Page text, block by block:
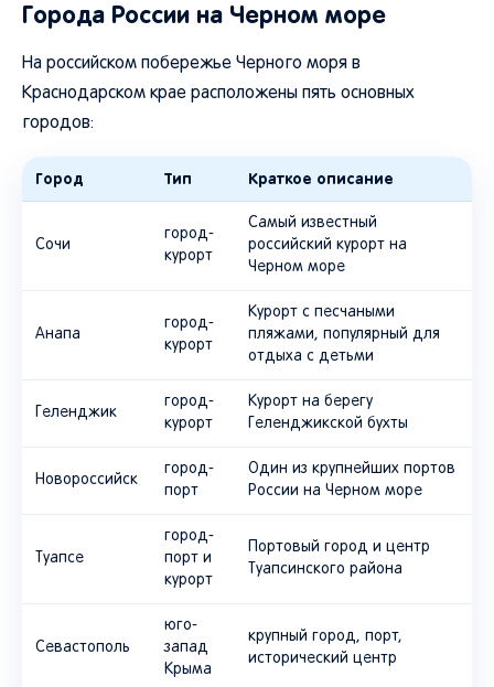
Города России на Черном море
На российском побережье Черного моря в
Краснодарском крае расположены пять основных
городов:
Город Тип Краткое описание
Сочи
город-
курорт
Самый известный
российский курорт на
Черном море
Анапа
город-
курорт
Курорт с песчаными
пляжами, популярный для
отдыха с детьми
Геленджик
город-
курорт
Курорт на берегу
Геленджикской бухты
Новороссийск
город-
порт
Один из крупнейших портов
России на Черном море
Туапсе
город-
порт и
курорт
Портовый город и центр
Туапсинского района
Севастополь
юго-
запад
Крыма
крупный город, порт,
исторический центр